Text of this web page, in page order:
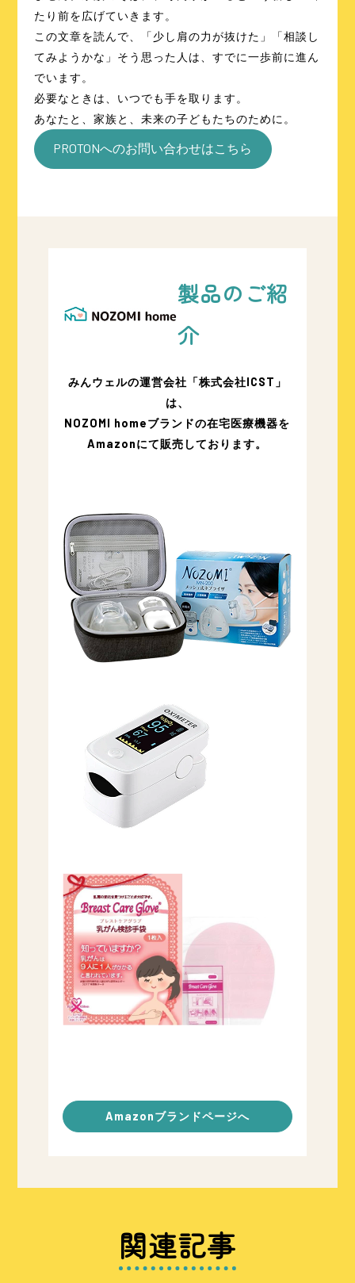
たり前を広げていきます。
この文章を読んで、「少し肩の力が抜けた」「相談し
てみようかな」そう思った人は、すでに一歩前に進ん
でいます。
必要なときは、いつでも手を取ります。
あなたと、家族と、未来の子どもたちのために。
PROTONへのお問い合わせはこちら
製品のご紹
介
みんウェルの運営会社「株式会社ICST」
は、
NOZOMI homeブランドの在宅医療機器を
Amazonにて販売しております。
Amazonブランドページへ
関連記事